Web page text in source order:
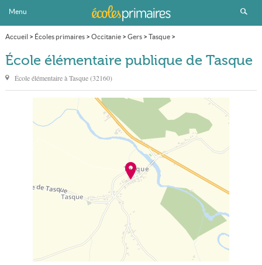
Menu
Accueil > Écoles primaires> Occitanie> Gers> Tasque>
École élémentaire publique
École élémentaire publique de Tasque
École élémentaire àTasque(32160)